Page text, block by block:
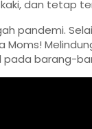
dan tetap
pandemi.
Moms!
barang-